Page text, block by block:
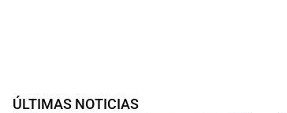
ÚLTIMAS NOTICIAS